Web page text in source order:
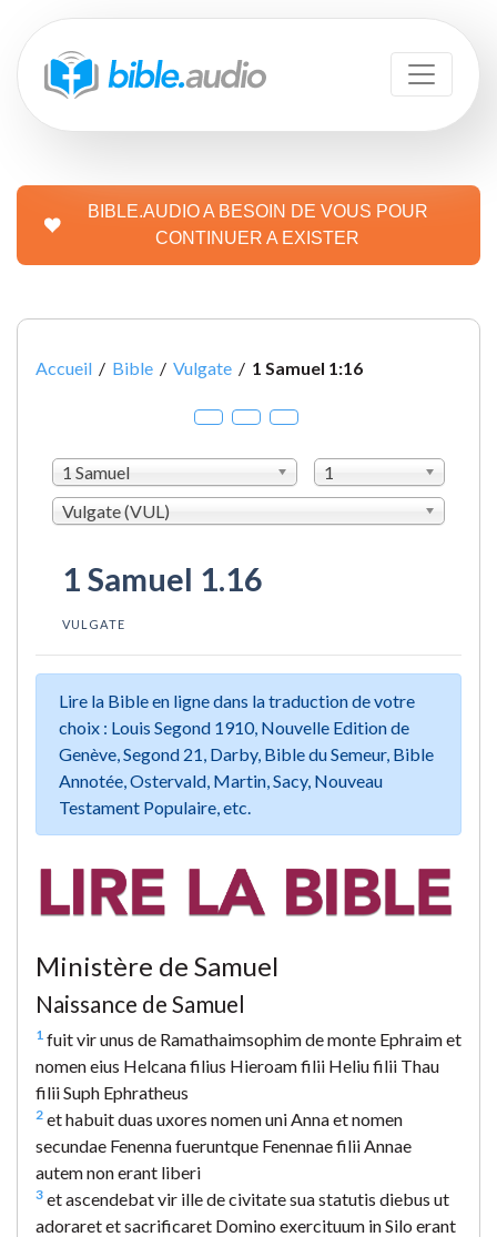
BIBLE.AUDIO A BESOIN DE VOUS POUR
CONTINUER A EXISTER
Accueil / Bible / Vulgate / 1 Samuel 1:16
1 Samuel
1
Vulgate (VUL)
1 Samuel 1.16
VULGATE
Lire la Bible en ligne dans la traduction de votre
choix : Louis Segond 1910, Nouvelle Edition de
Genève, Segond 21, Darby, Bible du Semeur, Bible
Annotée, Ostervald, Martin, Sacy, Nouveau
Testament Populaire, etc.
Ministère de Samuel
Naissance de Samuel
1 fuit vir unus de Ramathaimsophim de monte Ephraim et
nomen eius Helcana filius Hieroam filii Heliu filii Thau
filii Suph Ephratheus
2 et habuit duas uxores nomen uni Anna et nomen
secundae Fenenna fueruntque Fenennae filii Annae
autem non erant liberi
3 et ascendebat vir ille de civitate sua statutis diebus ut
adoraret et sacrificaret Domino exercituum in Silo erant